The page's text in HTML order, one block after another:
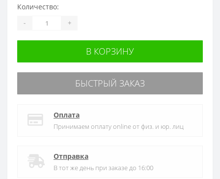
Количество:
- +
В КОРЗИНУ
БЫСТРЫЙ ЗАКАЗ
Оплата
Принимаем оплату online от физ. и юр. лиц
Отправка
В тот же день при заказе до 16:00